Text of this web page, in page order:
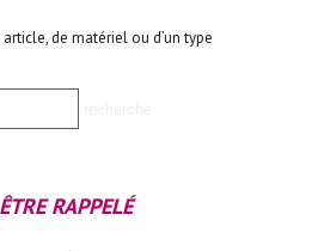
de matériel ou d’un type
ÊTRE RAPPELÉ